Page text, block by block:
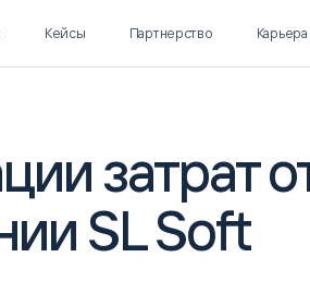
SL Soft AI
AI ДЛЯ ГИПЕРАВТОМАТИЗАЦИИ
Кейсы Партнерство Карьера
затрат
SL Soft